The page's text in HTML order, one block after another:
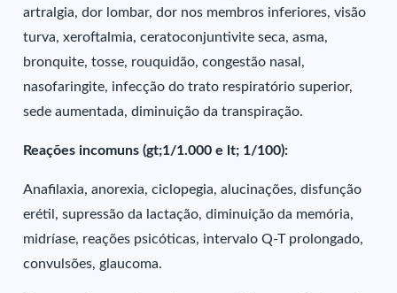
artralgia, dor lombar, dor nos membros inferiores, visão
turva, xeroftalmia, ceratoconjuntivite seca, asma,
bronquite, tosse, rouquidão, congestão nasal,
nasofaringite, infecção do trato respiratório superior,
sede aumentada, diminuição da transpiração.
Reações incomuns (gt;1/1.000 e lt; 1/100):
Anafilaxia, anorexia, ciclopegia, alucinações, disfunção
erétil, supressão da lactação, diminuição da memória,
midríase, reações psicóticas, intervalo Q-T prolongado,
convulsões, glaucoma.